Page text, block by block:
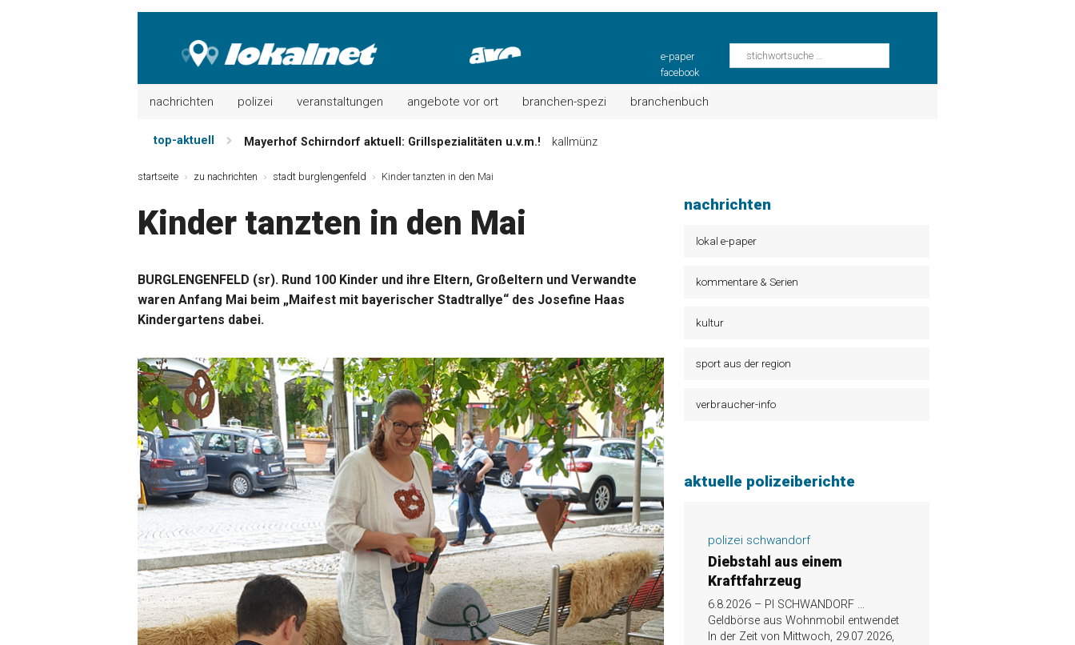
e-paper
facebook
nachrichten polizei veranstaltungen angebote vor ort branchen-spezi branchenbuch
top-aktuell Mayerhof Schirndorf aktuell: Grillspezialitäten u.v.m.!
kallmünz
Maxhütter Fischladen: Unser aktuelles Angebot …
Nutzen Sie aktuelle Angebote Ihrer Region!
angebote vor ort | anzeige
startseite zu nachrichten stadt burglengenfeld Kinder tanzten in den Mai
Kinder tanzten in den Mai
BURGLENGENFELD (sr). Rund 100 Kinder und ihre Eltern, Großeltern und Verwandte
waren Anfang Mai beim „Maifest mit bayerischer Stadtrallye“ des Josefine Haas
Kindergartens dabei.
nachrichten
lokal e-paper
kommentare & Serien
kultur
sport aus der region
verbraucher-info
aktuelle polizeiberichte
polizei schwandorf
Diebstahl aus einem
Kraftfahrzeug
6.8.2026 – PI SCHWANDORF …
Geldbörse aus Wohnmobil entwendet
In der Zeit von Mittwoch, 29.07.2026,